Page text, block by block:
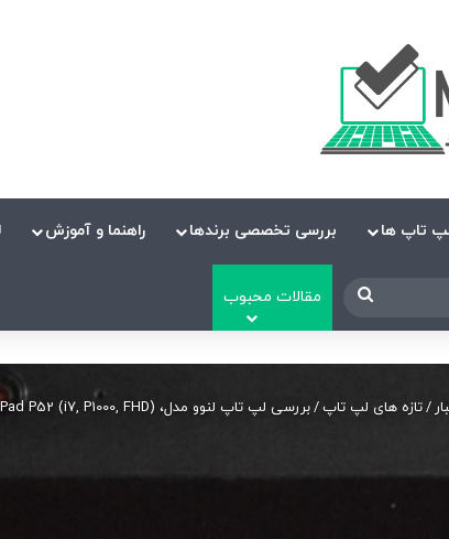
تاپ ها بررسی تخصصی برندها راهنما و آموزش
جستجو
برای
مقالات محبوب
/تازه های لپ تاپ/بررسی لپ تاپ لنوو مدل، Lenovo ThinkPad P52 (i7, P1000, FHD)